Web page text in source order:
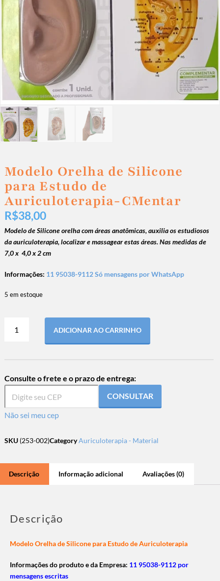
Modelo Orelha de Silicone
para Estudo de
Auriculoterapia-CMentar
R$38,00
Modelo de Silicone orelha com áreas anatômicas, auxilia os estudiosos
da auriculoterapia, localizar e massagear estas áreas.Nas medidas de
7,0 x 4,0 x 2 cm
Informações: 11 95038-9112 Só mensagens por WhatsApp
5 em estoque
ADICIONAR AO CARRINHO
Consulte o frete e o prazo de entrega:
CONSULTAR
Não sei meu cep
SKU (253-002)CategoryAuriculoterapia - Material
Descrição Informação adicional Avaliações (0)
Descrição
Modelo Orelha de Silicone para Estudo de Auriculoterapia
Informações do produto e da Empresa: 11 95038-9112 por
mensagens escritas